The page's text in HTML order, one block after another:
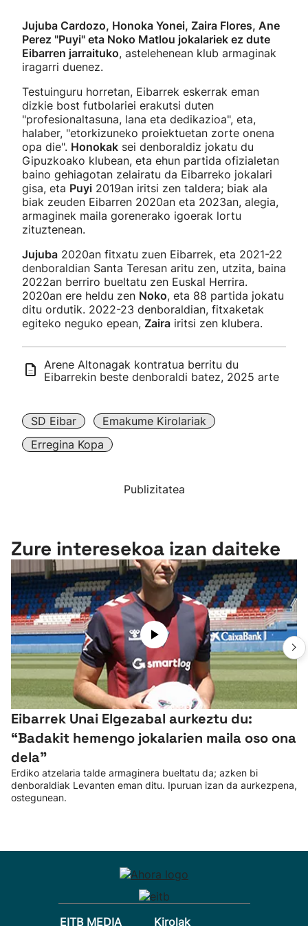
Jujuba Cardozo, Honoka Yonei, Zaira Flores, Ane
Perez "Puyi" eta Noko Matlou jokalariek ez dute
Eibarren jarraituko, astelehenean klub armaginak
iragarri duenez.
Testuinguru horretan, Eibarrek eskerrak eman
dizkie bost futbolariei erakutsi duten
"profesionaltasuna, lana eta dedikazioa", eta,
halaber, "etorkizuneko proiektuetan zorte onena
opa die". Honokak sei denboraldiz jokatu du
Gipuzkoako klubean, eta ehun partida ofizialetan
baino gehiagotan zelairatu da Eibarreko jokalari
gisa, eta Puyi 2019an iritsi zen taldera; biak ala
biak zeuden Eibarren 2020an eta 2023an, alegia,
armaginek maila gorenerako igoerak lortu
zituztenean.
Jujuba 2020an fitxatu zuen Eibarrek, eta 2021-22
denboraldian Santa Teresan aritu zen, utzita, baina
2022an berriro bueltatu zen Euskal Herrira.
2020an ere heldu zen Noko, eta 88 partida jokatu
ditu ordutik. 2022-23 denboraldian, fitxaketak
egiteko neguko epean, Zaira iritsi zen klubera.
Arene Altonagak kontratua berritu du
Eibarrekin beste denboraldi batez, 2025 arte
SD Eibar
Emakume Kirolariak
Erregina Kopa
Publizitatea
Zure interesekoa izan daiteke
Eibarrek Unai Elgezabal aurkeztu du:
“Badakit hemengo jokalarien maila oso ona
dela”
Erdiko atzelaria talde armaginera bueltatu da; azken bi
denboraldiak Levanten eman ditu. Ipuruan izan da aurkezpena,
ostegunean.
EITB MEDIA Kirolak